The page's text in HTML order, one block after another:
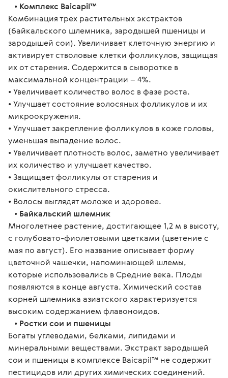
• Комплекс Baicapil™
Комбинация трех растительных экстрактов
(байкальского шлемника, зародышей пшеницы и
зародышей сои). Увеличивает клеточную энергию и
активирует стволовые клетки фолликулов, защищая
их от старения. Содержится в сыворотке в
максимальной концентрации – 4%.
• Увеличивает количество волос в фазе роста.
• Улучшает состояние волосяных фолликулов и их
микроокружения.
• Улучшает закрепление фолликулов в коже головы,
уменьшая выпадение волос.
• Увеличивает плотность волос, заметно увеличивает
их количество и улучшает качество.
• Защищает фолликулы от старения и
окислительного стресса.
• Волосы выглядят моложе и здоровее.
• Байкальский шлемник
Многолетнее растение, достигающее 1,2 м в высоту,
с голубовато-фиолетовыми цветками (цветение с
мая по август). Его название описывает форму
цветочной чашечки, напоминающей шлемы,
которые использовались в Средние века. Плоды
появляются в конце августа. Химический состав
корней шлемника азиатского характеризуется
высоким содержанием флавоноидов.
• Ростки сои и пшеницы
Богаты углеводами, белками, липидами и
минеральными веществами. Экстракт зародышей
сои и пшеницы в комплексе Baicapil™ не содержит
пестицидов или других химических соединений.